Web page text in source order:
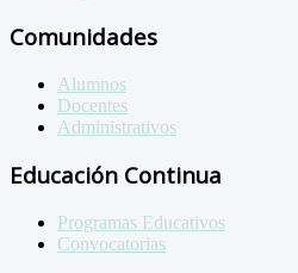
Comunidades
Alumnos
Docentes
Administrativos
Educación Continua
Programas Educativos
Convocatorias